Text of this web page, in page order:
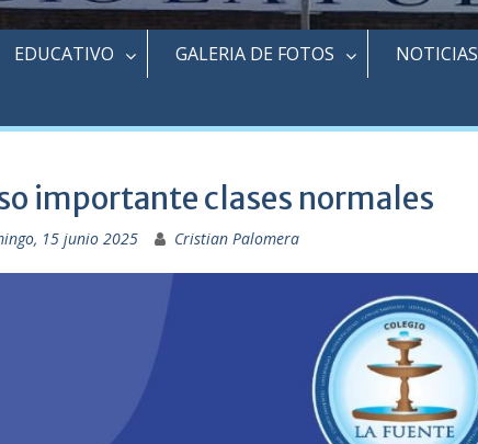
EDUCATIVO GALERIA DE FOTOS NOTICIAS
importante clases normales
15 junio 2025 Cristian Palomera